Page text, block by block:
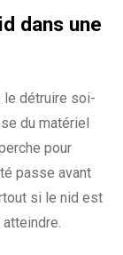
dans une
le détruire soi-
du matériel
pour
passe avant
si le nid est